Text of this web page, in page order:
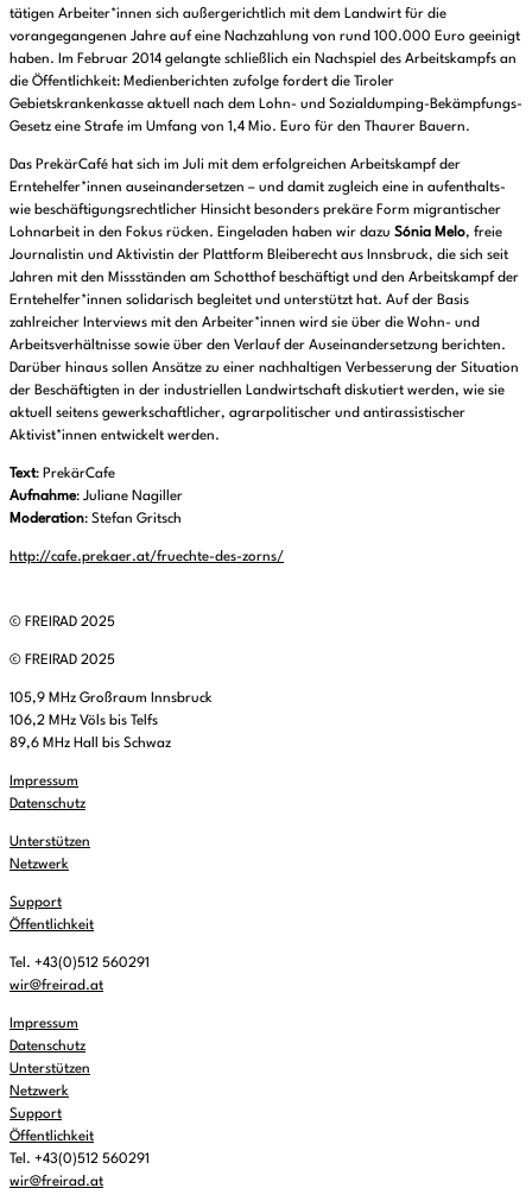
tätigen Arbeiter*innen sich außergerichtlich mit dem Landwirt für die
vorangegangenen Jahre auf eine Nachzahlung von rund 100.000 Euro geeinigt
haben. Im Februar 2014 gelangte schließlich ein Nachspiel des Arbeitskampfs an
die Öffentlichkeit: Medienberichten zufolge fordert die Tiroler
Gebietskrankenkasse aktuell nach dem Lohn- und Sozialdumping-Bekämpfungs-
Gesetz eine Strafe im Umfang von 1,4 Mio. Euro für den Thaurer Bauern.
Das PrekärCafé hat sich im Juli mit dem erfolgreichen Arbeitskampf der
Erntehelfer*innen auseinandersetzen – und damit zugleich eine in aufenthalts-
wie beschäftigungsrechtlicher Hinsicht besonders prekäre Form migrantischer
Lohnarbeit in den Fokus rücken. Eingeladen haben wir dazu Sónia Melo, freie
Journalistin und Aktivistin der Plattform Bleiberecht aus Innsbruck, die sich seit
Jahren mit den Missständen am Schotthof beschäftigt und den Arbeitskampf der
Erntehelfer*innen solidarisch begleitet und unterstützt hat. Auf der Basis
zahlreicher Interviews mit den Arbeiter*innen wird sie über die Wohn- und
Arbeitsverhältnisse sowie über den Verlauf der Auseinandersetzung berichten.
Darüber hinaus sollen Ansätze zu einer nachhaltigen Verbesserung der Situation
der Beschäftigten in der industriellen Landwirtschaft diskutiert werden, wie sie
aktuell seitens gewerkschaftlicher, agrarpolitischer und antirassistischer
Aktivist*innen entwickelt werden.
Text: PrekärCafe
Aufnahme: Juliane Nagiller
Moderation: Stefan Gritsch
http://cafe.prekaer.at/fruechte-des-zorns/
© FREIRAD 2025
© FREIRAD 2025
105,9 MHz Großraum Innsbruck
106,2 MHz Völs bis Telfs
89,6 MHz Hall bis Schwaz
Impressum
Datenschutz
Unterstützen
Netzwerk
Support
Öffentlichkeit
Tel. +43(0)512 560291
wir@freirad.at
Impressum
Datenschutz
Unterstützen
Netzwerk
Support
Öffentlichkeit
Tel. +43(0)512 560291
wir@freirad.at